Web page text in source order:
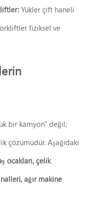
Yükler çift haneli
fiziksel ve
bir kamyon" değil;
çözümüdür. Aşağıdaki
ocakları, çelik
ağır makine